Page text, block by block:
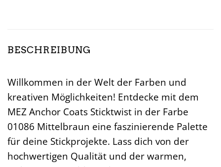
BESCHREIBUNG
Willkommen in der Welt der Farben und
kreativen Möglichkeiten! Entdecke mit dem
MEZ Anchor Coats Sticktwist in der Farbe
01086 Mittelbraun eine faszinierende Palette
für deine Stickprojekte. Lass dich von der
hochwertigen Qualität und der warmen,